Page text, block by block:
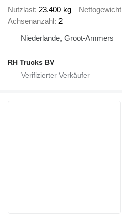
Nutzlast 23.400 kg Nettogewicht
Achsenanzahl 2
Niederlande, Groot-Ammers
RH Trucks BV